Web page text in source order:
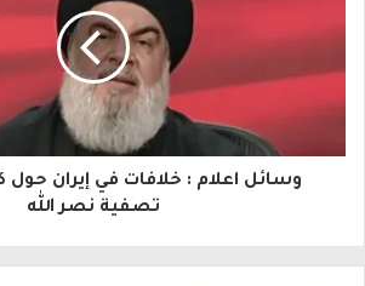
ر
وسائل اعلام : خلافات في إيران حول
تصفية نصر الله